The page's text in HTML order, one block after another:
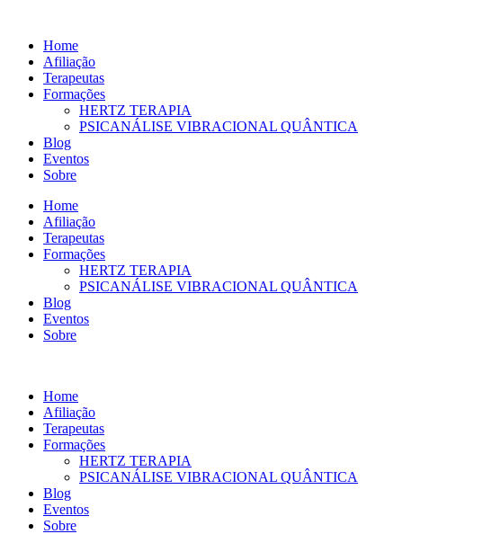
conteúdo
Home
Afiliação
Terapeutas
Formações
HERTZ TERAPIA
PSICANÁLISE VIBRACIONAL QUÂNTICA
Blog
Eventos
Sobre
Home
Afiliação
Terapeutas
Formações
HERTZ TERAPIA
PSICANÁLISE VIBRACIONAL QUÂNTICA
Blog
Eventos
Sobre
Home
Afiliação
Terapeutas
Formações
HERTZ TERAPIA
PSICANÁLISE VIBRACIONAL QUÂNTICA
Blog
Eventos
Sobre